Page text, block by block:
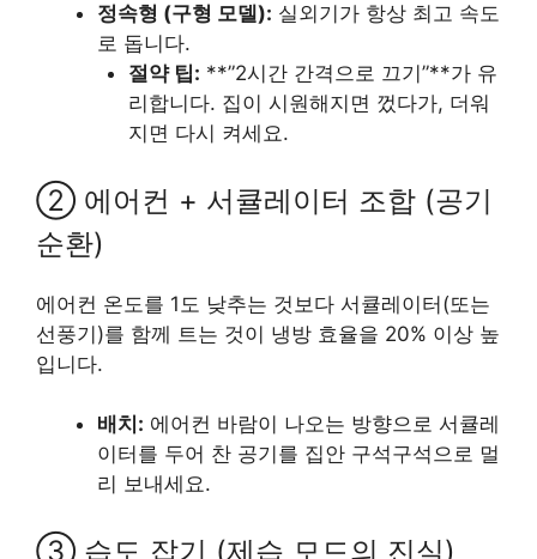
정속형 (구형 모델): 실외기가 항상 최고 속도
로 돕니다.
절약 팁: **”2시간 간격으로 끄기”**가 유
리합니다. 집이 시원해지면 껐다가, 더워
지면 다시 켜세요.
② 에어컨 + 서큘레이터 조합 (공기
순환)
에어컨 온도를 1도 낮추는 것보다 서큘레이터(또는
선풍기)를 함께 트는 것이 냉방 효율을 20% 이상 높
입니다.
배치: 에어컨 바람이 나오는 방향으로 서큘레
이터를 두어 찬 공기를 집안 구석구석으로 멀
리 보내세요.
③ 습도 잡기 (제습 모드의 진실)